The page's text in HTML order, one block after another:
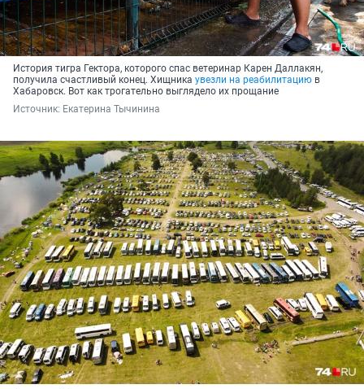
История тигра Гектора, которого спас ветеринар Карен Даллакян,
получила счастливый конец. Хищника увезли на реабилитацию в
Хабаровск. Вот как трогательно выглядело их прощание
Источник: Екатерина Тычинина